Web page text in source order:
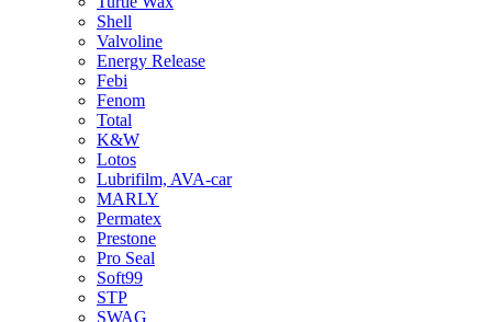
Shell
Valvoline
Energy Release
Febi
Fenom
Total
K&W
Lotos
Lubrifilm, AVA-car
MARLY
Permatex
Prestone
Pro Seal
Soft99
STP
SWAG